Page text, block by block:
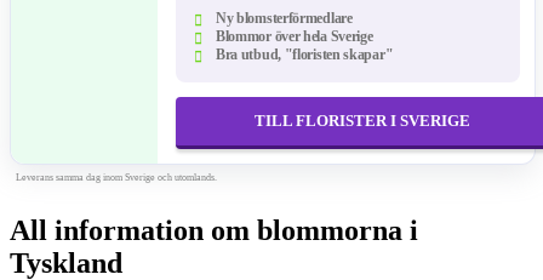
Ny blomsterförmedlare
Blommor över hela Sverige
Bra utbud, "floristen skapar"
TILL FLORISTER I SVERIGE
Leverans samma dag inom Sverige och utomlands.
All information om blommorna i
Tyskland